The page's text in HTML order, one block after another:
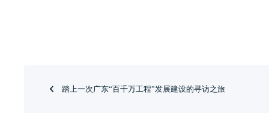
踏上一次广东“百千万工程”发展建设的寻访之旅